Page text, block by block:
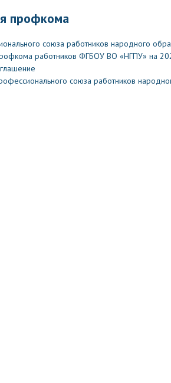
профкома
союза работников народного
работников ФГБОУ ВО «НГПУ» на
союза работников